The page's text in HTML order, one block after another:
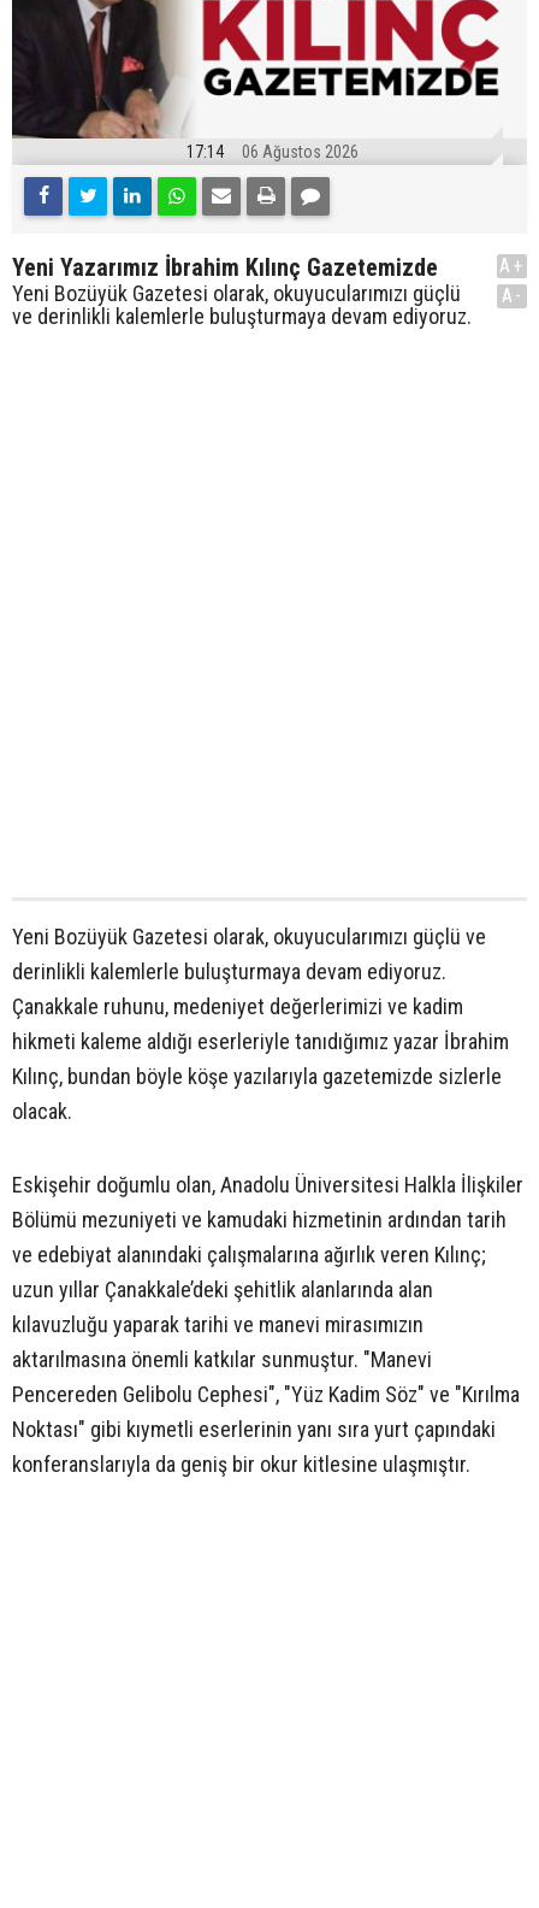
17:14 06 Ağustos 2026
Yeni Yazarımız İbrahim Kılınç Gazetemizde
Yeni Bozüyük Gazetesi olarak, okuyucularımızı güçlü
ve derinlikli kalemlerle buluşturmaya devam ediyoruz.
A+
A-
Yeni Bozüyük Gazetesi olarak, okuyucularımızı güçlü ve
derinlikli kalemlerle buluşturmaya devam ediyoruz.
Çanakkale ruhunu, medeniyet değerlerimizi ve kadim
hikmeti kaleme aldığı eserleriyle tanıdığımız yazar İbrahim
Kılınç, bundan böyle köşe yazılarıyla gazetemizde sizlerle
olacak.
Eskişehir doğumlu olan, Anadolu Üniversitesi Halkla İlişkiler
Bölümü mezuniyeti ve kamudaki hizmetinin ardından tarih
ve edebiyat alanındaki çalışmalarına ağırlık veren Kılınç;
uzun yıllar Çanakkale’deki şehitlik alanlarında alan
kılavuzluğu yaparak tarihi ve manevi mirasımızın
aktarılmasına önemli katkılar sunmuştur. "Manevi
Pencereden Gelibolu Cephesi", "Yüz Kadim Söz" ve "Kırılma
Noktası" gibi kıymetli eserlerinin yanı sıra yurt çapındaki
konferanslarıyla da geniş bir okur kitlesine ulaşmıştır.